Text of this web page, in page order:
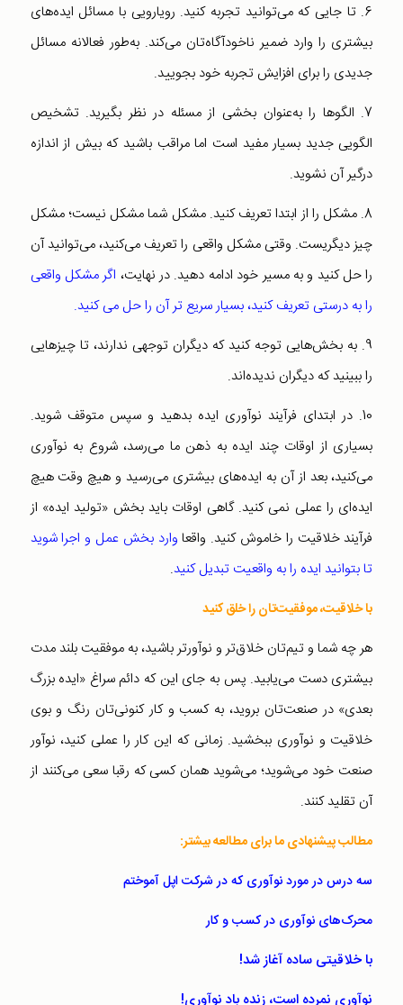
6. تا جایی که می‌توانید تجربه کنید. رویارویی با مسائل ایده‌های
بیشتری را وارد ضمیر ناخودآگاه‌تان می‌کند. به‌طور فعالانه مسائل
جدیدی را برای افزایش تجربه خود بجویید.
7. الگو‌ها را به‌عنوان بخشی از مسئله در نظر بگیرید. تشخیص
الگویی جدید بسیار مفید است اما مراقب باشید که بیش از اندازه
درگیر آن نشوید.
8. مشکل را از ابتدا تعریف کنید. مشکل شما مشکل نیست؛ مشکل
چیز دیگریست. وقتی مشکل واقعی را تعریف می‌کنید، می‌توانید آن
را حل کنید و به مسیر خود ادامه دهید. در نهایت، اگر مشکل واقعی
را به درستی تعریف کنید، بسیار سریع تر آن را حل می کنید.
9. به بخش‌هایی توجه کنید که دیگران توجهی ندارند، تا چیزهایی
را ببینید که دیگران ندیده‌اند.
10. در ابتدای فرآیند نوآوری ایده بدهید و سپس متوقف شوید.
بسیاری از اوقات چند ایده به ذهن ما می‌رسد، شروع به نوآوری
می‌کنید، بعد از آن به ایده‌های بیشتری می‌رسید و هیچ وقت هیچ
ایده‌ای را عملی نمی کنید. گاهی اوقات باید بخش «تولید ایده» از
فرآیند خلاقیت را خاموش کنید. واقعا وارد بخش عمل و اجرا شوید
تا بتوانید ایده‌ را به واقعیت تبدیل کنید.
با خلاقیت، موفقیت‌تان را خلق کنید
هر چه شما و تیم‌تان خلاق‌تر و نوآورتر باشید، به موفقیت بلند مدت
بیشتری دست می‌یابید. پس به جای این که دائم سراغ «ایده بزرگ
بعدی» در صنعت‌تان بروید، به کسب و کار کنونی‌تان رنگ و بوی
خلاقیت و نوآوری ببخشید. زمانی که این کار را عملی کنید، نوآور
صنعت خود می‌شوید؛ می‌شوید همان کسی که رقبا سعی می‌کنند از
آن تقلید کنند.
مطالب پیشنهادی ما برای مطالعه بیشتر:
سه درس در مورد نوآوری که در شرکت اپل آموختم
محرک‌های نوآوری در کسب و کار
با خلاقیتی ساده آغاز شد!
نوآوری نمرده است، زنده‌ باد نوآوری!